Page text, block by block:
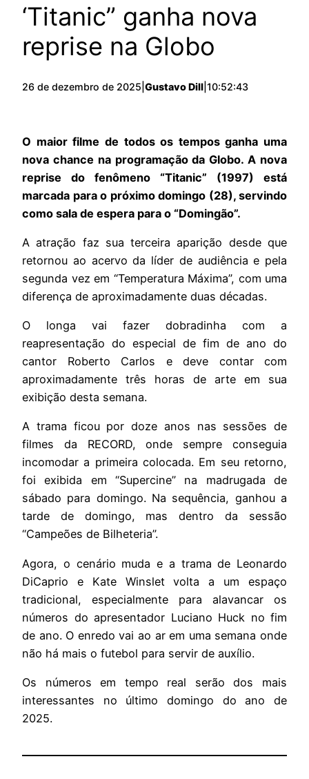
‘Titanic” ganha nova
reprise na Globo
26 de dezembro de 2025 Gustavo Dill 10:52:43
O maior filme de todos os tempos ganha uma
nova chance na programação da Globo. A nova
reprise do fenômeno “Titanic” (1997) está
marcada para o próximo domingo (28), servindo
como sala de espera para o “Domingão”.
A atração faz sua terceira aparição desde que
retornou ao acervo da líder de audiência e pela
segunda vez em “Temperatura Máxima”, com uma
diferença de aproximadamente duas décadas.
O longa vai fazer dobradinha com a
reapresentação do especial de fim de ano do
cantor Roberto Carlos e deve contar com
aproximadamente três horas de arte em sua
exibição desta semana.
A trama ficou por doze anos nas sessões de
filmes da RECORD, onde sempre conseguia
incomodar a primeira colocada. Em seu retorno,
foi exibida em “Supercine” na madrugada de
sábado para domingo. Na sequência, ganhou a
tarde de domingo, mas dentro da sessão
“Campeões de Bilheteria”.
Agora, o cenário muda e a trama de Leonardo
DiCaprio e Kate Winslet volta a um espaço
tradicional, especialmente para alavancar os
números do apresentador Luciano Huck no fim
de ano. O enredo vai ao ar em uma semana onde
não há mais o futebol para servir de auxílio.
Os números em tempo real serão dos mais
interessantes no último domingo do ano de
2025.